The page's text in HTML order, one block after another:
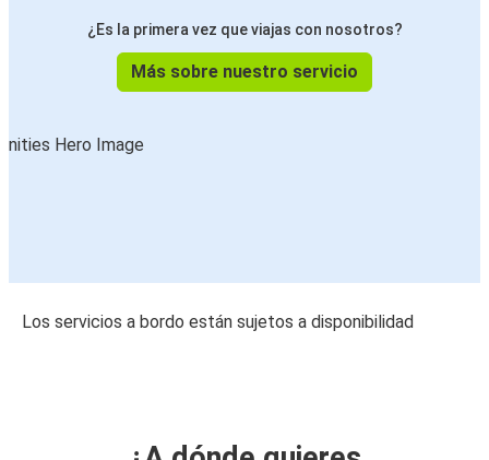
¿Es la primera vez que viajas con nosotros?
Más sobre nuestro servicio
Los servicios a bordo están sujetos a disponibilidad